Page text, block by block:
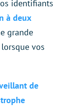
identifiants
à deux
grande
vos
de